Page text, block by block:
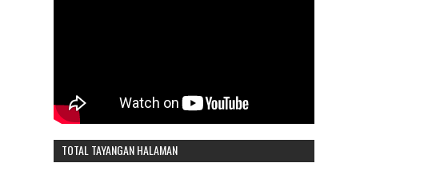
TOTAL TAYANGAN HALAMAN